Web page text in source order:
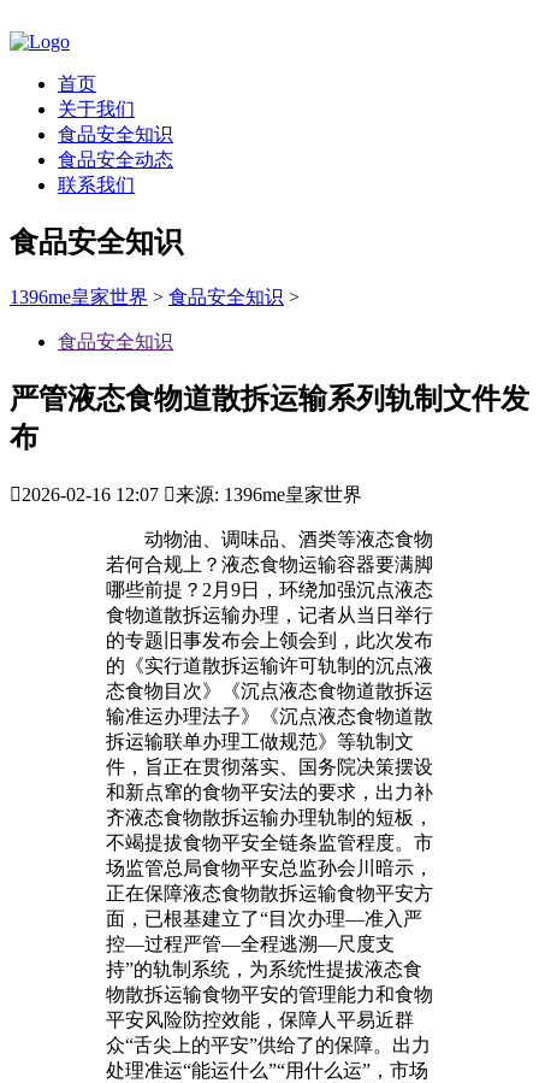
首页
关于我们
食品安全知识
食品安全动态
联系我们
食品安全知识
1396me皇家世界 > 食品安全知识 >
食品安全知识
严管液态食物道散拆运输系列轨制文件发
布
2026-02-16 12:07 来源: 1396me皇家世界
动物油、调味品、酒类等液态食物
若何合规上？液态食物运输容器要满脚
哪些前提？2月9日，环绕加强沉点液态
食物道散拆运输办理，记者从当日举行
的专题旧事发布会上领会到，此次发布
的《实行道散拆运输许可轨制的沉点液
态食物目次》《沉点液态食物道散拆运
输准运办理法子》《沉点液态食物道散
拆运输联单办理工做规范》等轨制文
件，旨正在贯彻落实、国务院决策摆设
和新点窜的食物平安法的要求，出力补
齐液态食物散拆运输办理轨制的短板，
不竭提拔食物平安全链条监管程度。市
场监管总局食物平安总监孙会川暗示，
正在保障液态食物散拆运输食物平安方
面，已根基建立了“目次办理—准入严
控—过程严管—全程逃溯—尺度支
持”的轨制系统，为系统性提拔液态食
物散拆运输食物平安的管理能力和食物
平安风险防控效能，保障人平易近群
众“舌尖上的平安”供给了的保障。出力
处理准运“能运什么”“用什么运”，市场